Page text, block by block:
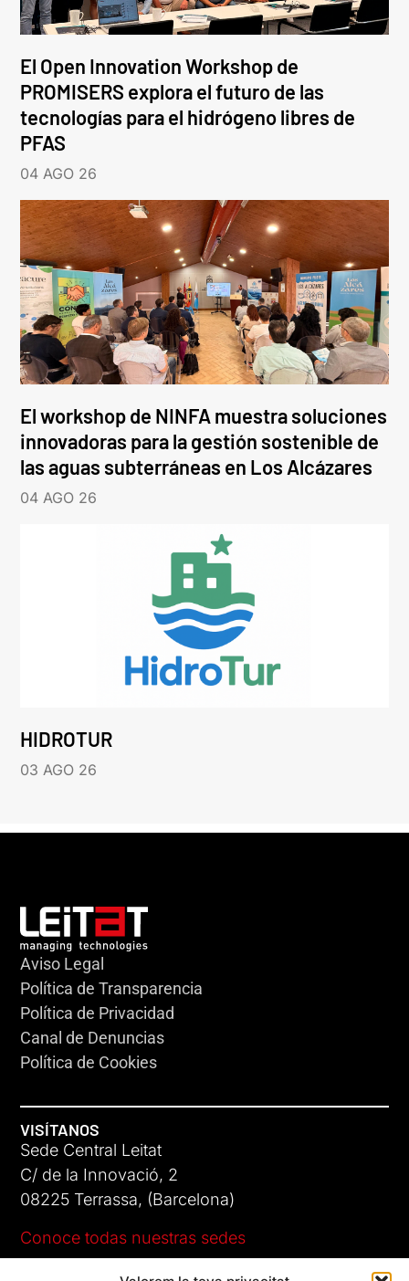
El Open Innovation Workshop de
PROMISERS explora el futuro de las
tecnologías para el hidrógeno libres de
PFAS
04 AGO 26
El workshop de NINFA muestra soluciones
innovadoras para la gestión sostenible de
las aguas subterráneas en Los Alcázares
04 AGO 26
HIDROTUR
03 AGO 26
Aviso Legal
Política de Transparencia
Política de Privacidad
Canal de Denuncias
Política de Cookies
VISÍTANOS
Sede Central Leitat
C/ de la Innovació, 2
08225 Terrassa, (Barcelona)
Conoce todas nuestras sedes